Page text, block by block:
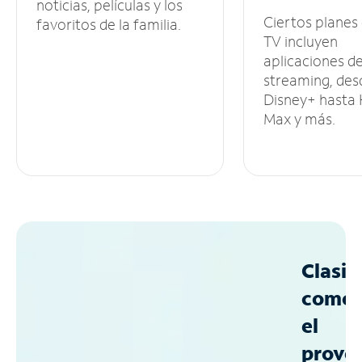
noticias, películas y los
favoritos de la familia.
Ciertos planes
TV incluyen
aplicaciones
streaming,
Disney+ hasta
Max y más.
como
el